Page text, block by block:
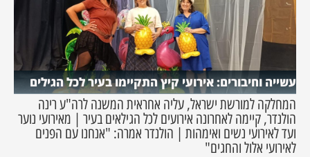
עשייה וחיבורים: אירועי קיץ התקיימו בעיר לכל הגילים
המחלקה למורשת ישראל, עליה אחראית המשנה לרה"ע רינה
הולנדר, קיימה לאחרונה אירועים לכל הגילאים בעיר | מאירועי נוער
ועד לאירועי נשים ואימהות | הולנדר אמרה: "אנחנו עם הפנים
לאירועי אלול והחגים"